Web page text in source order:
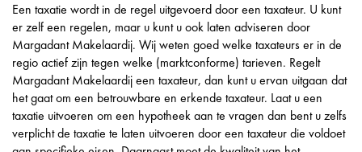
Een taxatie wordt in de regel uitgevoerd door een taxateur. U kunt
er zelf een regelen, maar u kunt u ook laten adviseren door
Margadant Makelaardij. Wij weten goed welke taxateurs er in de
regio actief zijn tegen welke (marktconforme) tarieven. Regelt
Margadant Makelaardij een taxateur, dan kunt u ervan uitgaan dat
het gaat om een betrouwbare en erkende taxateur. Laat u een
taxatie uitvoeren om een hypotheek aan te vragen dan bent u zelfs
verplicht de taxatie te laten uitvoeren door een taxateur die voldoet